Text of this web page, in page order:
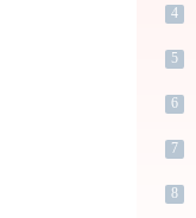
4
5
6
7
8